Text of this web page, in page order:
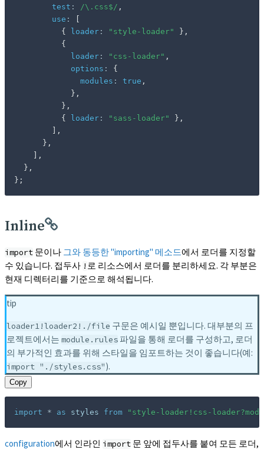
test : /\.css$ / ,
use :
{
loader : "style-loader" } ,
{
loader : "css-loader" ,
options :
{
modules : true ,
} ,
} ,
{
loader : "sass-loader" } ,
,
} ,
,
} ,
} ;
Inline
import 문이나 그와 동등한 "importing" 메소드에서 로더를 지정할
수 있습니다. 접두사 ! 로 리소스에서 로더를 분리하세요. 각 부분은
현재 디렉터리를 기준으로 해석됩니다.
tip
loader1!loader2!./file 구문은 예시일 뿐입니다. 대부분의 프
로젝트에서는 module.rules 파일을 통해 로더를 구성하고, 로더
의 부가적인 효과를 위해 스타일을 임포트하는 것이 좋습니다(예:
import "./styles.css").
Copy
import * as styles from "style-loader!css-
configuration에서 인라인 import 문 앞에 접두사를 붙여 모든 로더,